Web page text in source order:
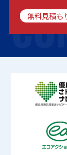
無料見積も